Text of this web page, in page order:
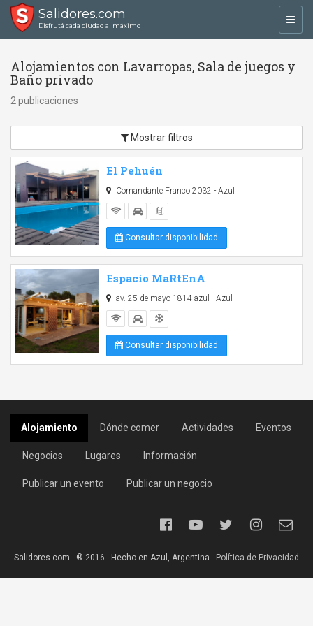
Salidores.com
Disfrutá cada ciudad al máximo
Alojamientos con Lavarropas, Sala de juegos y
Baño privado
2 publicaciones
Mostrar filtros
El Pehuén
Comandante Franco 2032 - Azul
Consultar disponibilidad
Espacio MaRtEnA
av. 25 de mayo 1814 azul - Azul
Consultar disponibilidad
Alojamiento Dónde comer Actividades Eventos
Negocios Lugares Información
Publicar un evento Publicar un negocio
Salidores.com - ® 2016 - Hecho en Azul, Argentina - Política de Privacidad